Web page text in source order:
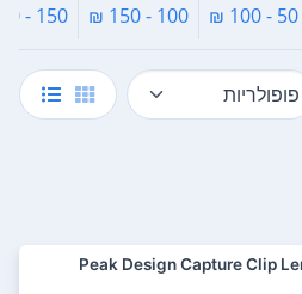
50 - 100 ₪
100 - 150 ₪
150 - 200 ₪
Peak Design Capture Clip